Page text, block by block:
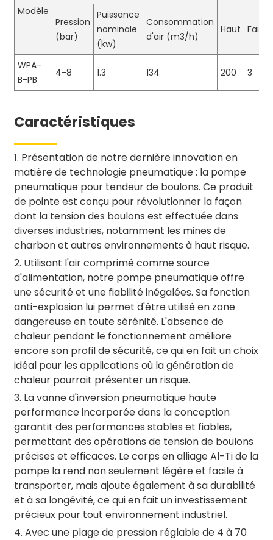
Modèle
Pression
(bar)
Puissance
nominale
(kw)
Consommation
d'air (m3/h)
Haut Faible
WPA-
B-PB
4-8 1.3 134 200 3
Caractéristiques
1. Présentation de notre dernière innovation en
matière de technologie pneumatique : la pompe
pneumatique pour tendeur de boulons. Ce produit
de pointe est conçu pour révolutionner la façon
dont la tension des boulons est effectuée dans
diverses industries, notamment les mines de
charbon et autres environnements à haut risque.
2. Utilisant l'air comprimé comme source
d'alimentation, notre pompe pneumatique offre
une sécurité et une fiabilité inégalées. Sa fonction
anti-explosion lui permet d'être utilisé en zone
dangereuse en toute sérénité. L'absence de
chaleur pendant le fonctionnement améliore
encore son profil de sécurité, ce qui en fait un choix
idéal pour les applications où la génération de
chaleur pourrait présenter un risque.
3. La vanne d'inversion pneumatique haute
performance incorporée dans la conception
garantit des performances stables et fiables,
permettant des opérations de tension de boulons
précises et efficaces. Le corps en alliage Al-Ti de la
pompe la rend non seulement légère et facile à
transporter, mais ajoute également à sa durabilité
et à sa longévité, ce qui en fait un investissement
précieux pour tout environnement industriel.
4. Avec une plage de pression réglable de 4 à 70